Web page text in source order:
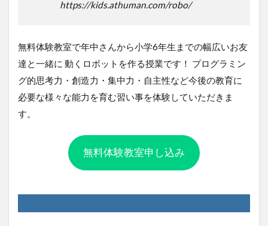
https://kids.athuman.com/robo/
無料体験教室で年中さんから小学6年生までの幅広いお友
達と一緒に 動くロボットを作る授業です！ プログラミン
グ的思考力・創造力・集中力・自主性など今後の教育に
必要な様々な能力を育む習い事を体験していただきま
す。
無料体験教室申し込み